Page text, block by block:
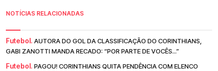
NOTÍCIAS RELACIONADAS
Futebol. AUTORA DO GOL DA CLASSIFICAÇÃO DO CORINTHIANS,
GABI ZANOTTI MANDA RECADO: “POR PARTE DE VOCÊS...”
Futebol. PAGOU! CORINTHIANS QUITA PENDÊNCIA COM ELENCO